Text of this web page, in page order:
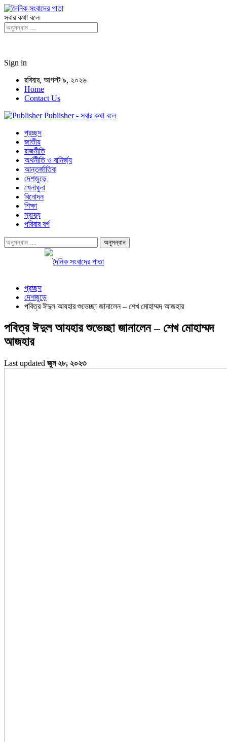
সবার কথা বলে
Sign in
রবিবার, আগস্ট ৯, ২০২৬
Home
Contact Us
Publisher - সবার কথা বলে
প্রচ্ছদ
জাতীয়
রাজনীতি
অর্থনীতি ও বানির্জ্য
আন্তর্জাতিক
দেশজুড়ে
খেলাধুলা
বিনোদন
শিক্ষা
স্বাস্থ্য
পরিবার বর্গ
প্রচ্ছদ
দেশজুড়ে
পবিত্র ঈদুল আযহার শুভেচ্ছা জানালেন – শেখ মোহাম্মদ আজহার
পবিত্র ঈদুল আযহার শুভেচ্ছা জানালেন – শেখ মোহাম্মদ
আজহার
Last updated জুন ২৮, ২০২৩